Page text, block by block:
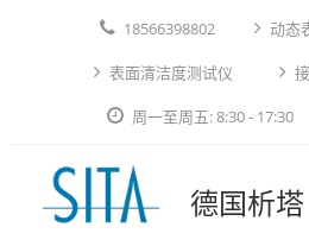
18566398802 动态
表面清洁度测试仪
周一至周五: 8:30 - 17:30
德国析塔